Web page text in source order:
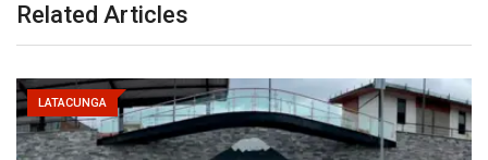
Related Articles
LATACUNGA